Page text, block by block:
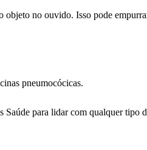
no ouvido. Isso pode
pneumocócicas.
Saúde para lidar com qualquer tipo